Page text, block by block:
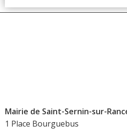
Mairie de Saint-Sernin-sur-
1 Place Bourguebus